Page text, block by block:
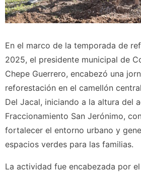
En el marco de la temporada de
2025, el presidente municipal de
Chepe Guerrero, encabezó una
reforestación en el camellón
Del Jacal, iniciando a la altura del
Fraccionamiento San Jerónimo,
fortalecer el entorno urbano y
espacios verdes para las familias.
La actividad fue encabezada por